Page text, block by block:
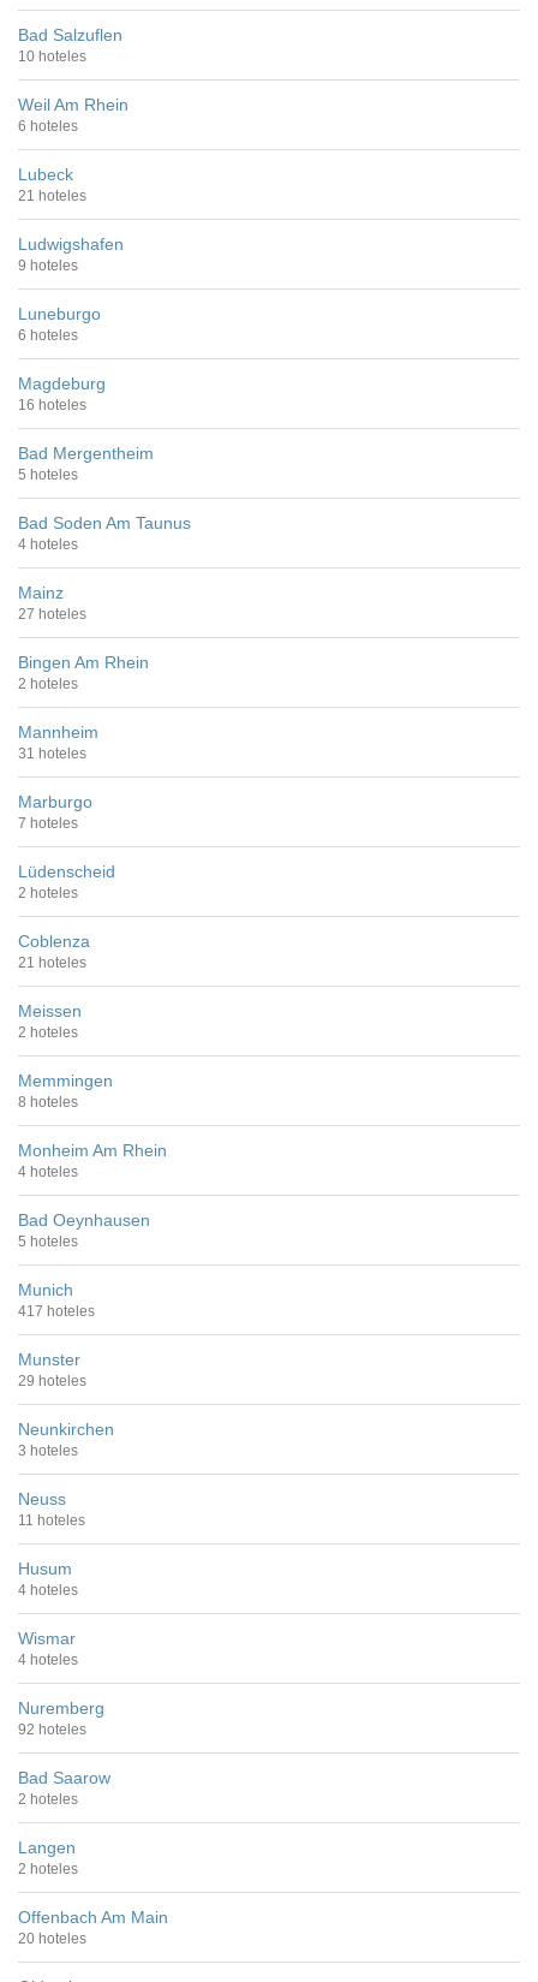
Bad Salzuflen
10 hoteles
Weil Am Rhein
6 hoteles
Lubeck
21 hoteles
Ludwigshafen
9 hoteles
Luneburgo
6 hoteles
Magdeburg
16 hoteles
Bad Mergentheim
5 hoteles
Bad Soden Am Taunus
4 hoteles
Mainz
27 hoteles
Bingen Am Rhein
2 hoteles
Mannheim
31 hoteles
Marburgo
7 hoteles
Lüdenscheid
2 hoteles
Coblenza
21 hoteles
Meissen
2 hoteles
Memmingen
8 hoteles
Monheim Am Rhein
4 hoteles
Bad Oeynhausen
5 hoteles
Munich
417 hoteles
Munster
29 hoteles
Neunkirchen
3 hoteles
Neuss
11 hoteles
Husum
4 hoteles
Wismar
4 hoteles
Nuremberg
92 hoteles
Bad Saarow
2 hoteles
Langen
2 hoteles
Offenbach Am Main
20 hoteles